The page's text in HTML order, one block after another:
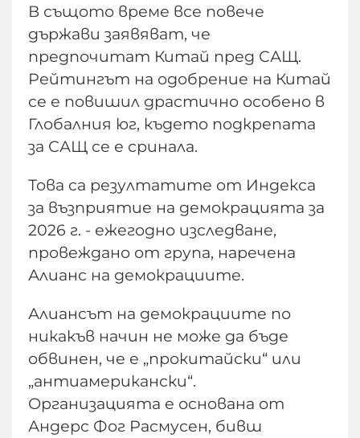
В същото време все повече
държави заявяват, че
предпочитат Китай пред САЩ.
Рейтингът на одобрение на Китай
се е повишил драстично особено в
Глобалния юг, където подкрепата
за САЩ се е сринала.
Това са резултатите от Индекса
за възприятие на демокрацията за
2026 г. - ежегодно изследване,
провеждано от група, наречена
Алианс на демокрациите.
Алиансът на демокрациите по
никакъв начин не може да бъде
обвинен, че е „прокитайски“ или
„антиамерикански“.
Организацията е основана от
Андерс Фог Расмусен, бивш